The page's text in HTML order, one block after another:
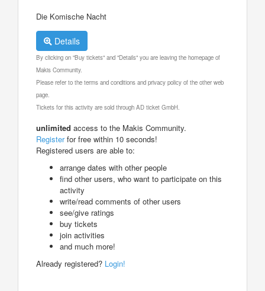
Die Komische Nacht
Details
By clicking on "Buy tickets" and "Details" you are leaving the homepage of
Makis Community.
Please refer to the terms and conditions and privacy policy of the other web
page.
Tickets for this activity are sold through AD ticket GmbH.
unlimited access to the Makis Community.
Registerfor free within 10 seconds!
Registered users are able to:
arrange dates with other people
find other users, who want to participate on this
activity
write/read comments of other users
see/give ratings
buy tickets
join activities
and much more!
Already registered? Login!